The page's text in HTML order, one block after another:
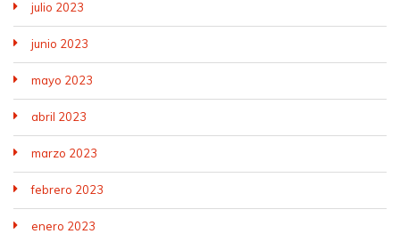
julio 2023
junio 2023
mayo 2023
abril 2023
marzo 2023
febrero 2023
enero 2023